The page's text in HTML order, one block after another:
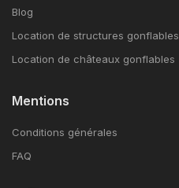
Blog
Location de structures gonflables
Location de châteaux gonflables
Mentions
Conditions générales
FAQ